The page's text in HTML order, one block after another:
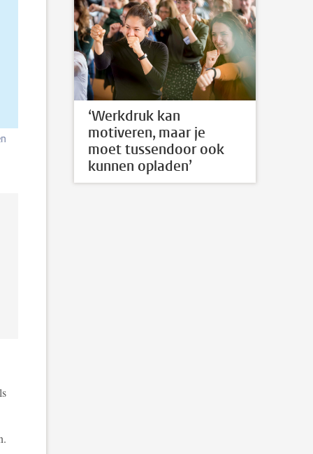
‘Werkdruk kan
motiveren, maar je
moet tussendoor ook
kunnen opladen’